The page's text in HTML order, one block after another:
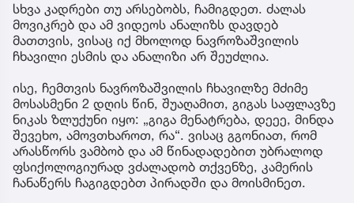
სხვა კადრები თუ არსებობს, ჩამიგდეთ. ძალას
მოვიკრებ და ამ ვიდეოს ანალიზს დავდებ
მათთვის, ვისაც იქ მხოლოდ ნავროზაშვილის
ჩხავილი ესმის და ანალიზი არ შეუძლია.
ისე, ჩემთვის ნავროზაშვილის ჩხავილზე მძიმე
მოსასმენი 2 დღის წინ, შუაღამით, გიგას საფლავზე
ნიკას ზლუქუნი იყო: „გიგა მენატრება, დეეე, მინდა
შევეხო, ამოვთხაროთ, რა“. ვისაც გგონიათ, რომ
არასწორს ვამბობ და ამ წინადადებით უბრალოდ
ფსიქოლოგიურად ვძალადობ თქვენზე, კამერის
ჩანაწერს ჩაგიგდებთ პირადში და მოისმინეთ.